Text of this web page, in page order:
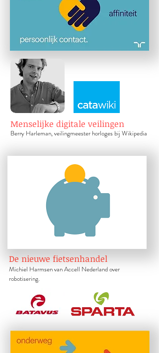
Menselijke digitale veilingen
Berry Harleman, veilingmeester horloges bij Wikipedia
De nieuwe fietsenhandel
Michiel Harmsen van Accell Nederland over
robotisering.